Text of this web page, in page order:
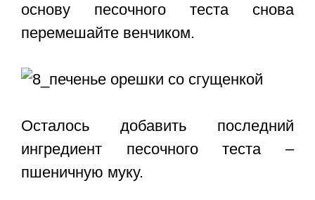
основу песочного теста снова
перемешайте венчиком.
Осталось добавить последний
ингредиент песочного теста –
пшеничную муку.